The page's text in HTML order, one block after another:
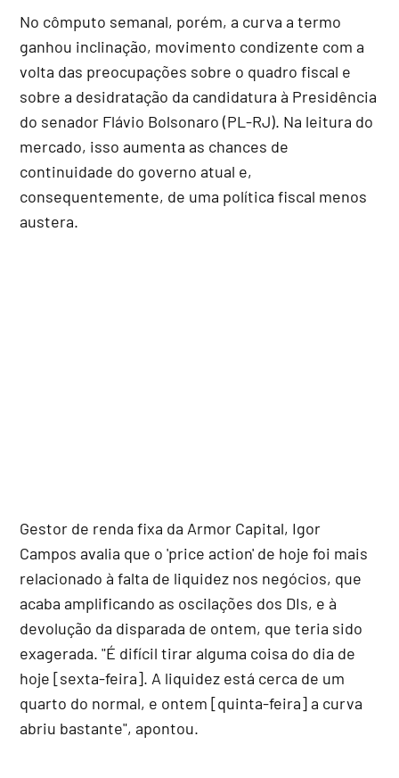
No cômputo semanal, porém, a curva a termo
ganhou inclinação, movimento condizente com a
volta das preocupações sobre o quadro fiscal e
sobre a desidratação da candidatura à Presidência
do senador Flávio Bolsonaro (PL-RJ). Na leitura do
mercado, isso aumenta as chances de
continuidade do governo atual e,
consequentemente, de uma política fiscal menos
austera.
Gestor de renda fixa da Armor Capital, Igor
Campos avalia que o 'price action' de hoje foi mais
relacionado à falta de liquidez nos negócios, que
acaba amplificando as oscilações dos DIs, e à
devolução da disparada de ontem, que teria sido
exagerada. "É difícil tirar alguma coisa do dia de
hoje [sexta-feira]. A liquidez está cerca de um
quarto do normal, e ontem [quinta-feira] a curva
abriu bastante", apontou.